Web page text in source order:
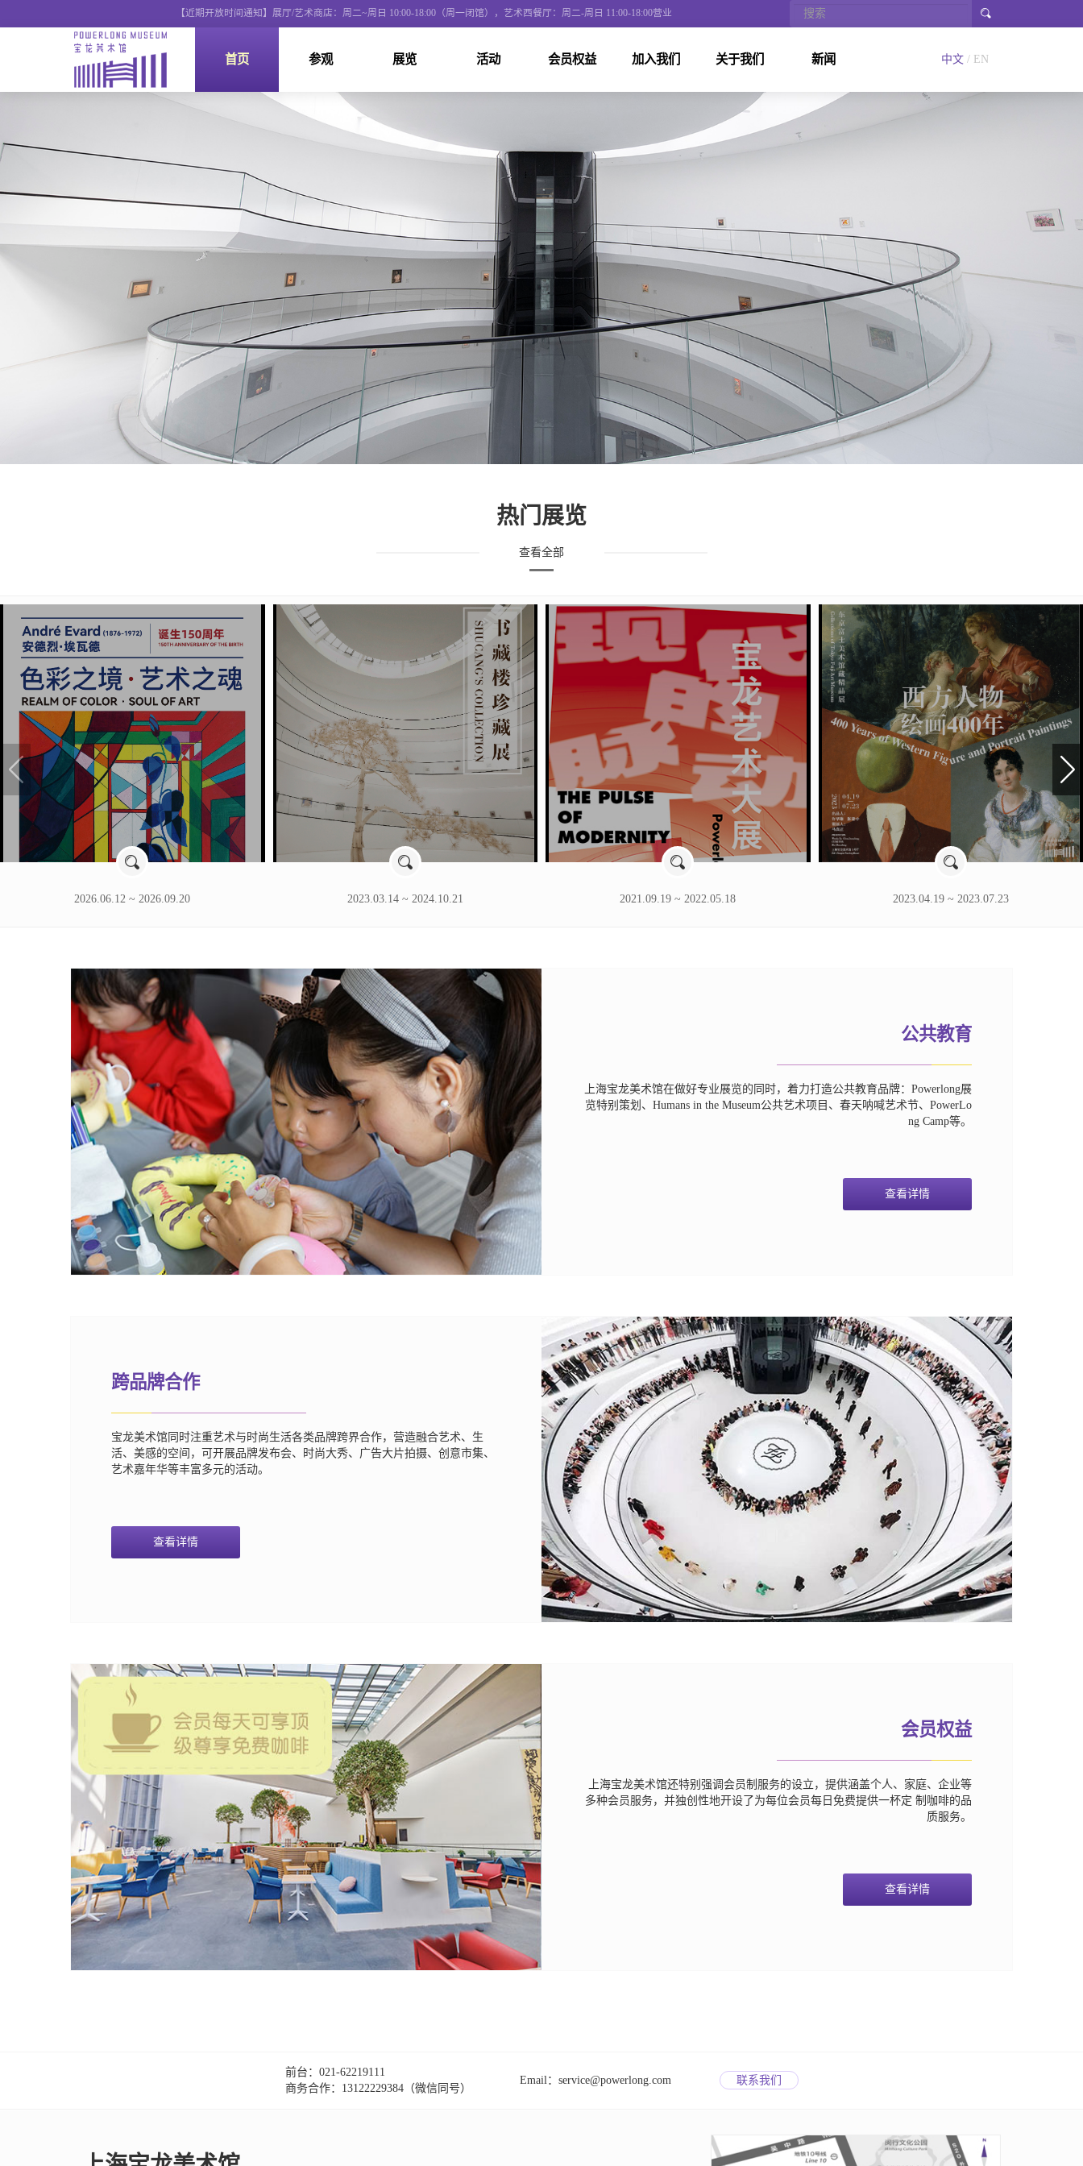
【近期开放时间通知】展厅/艺术商店：周二~周日 10:00-18:00（周一闭馆），艺术西餐厅：周二-周日 11:00-18:00营业
首页 参观 展览 活动 会员权益 加入我们 关于我们 新闻 中文 / EN
热门展览
查看全部
2026.06.12 ~ 2026.09.20 2023.03.14 ~ 2024.10.21 2021.09.19 ~ 2022.05.18 2023.04.19 ~ 2023.07.23
公共教育
上海宝⻰美术馆在做好专业展览的同时，着力打造公共教育品牌：Powerlong展
览特别策划、Humans in the Museum公共艺术项目、春天呐喊艺术节、PowerLo
ng Camp等。
查看详情
跨品牌合作
宝龙美术馆同时注重艺术与时尚生活各类品牌跨界合作，营造融合艺术、生
活、美感的空间，可开展品牌发布会、时尚大秀、广告大片拍摄、创意市集、
艺术嘉年华等丰富多元的活动。
查看详情
会员权益
上海宝龙美术馆还特别强调会员制服务的设立，提供涵盖个人、家庭、企业等
多种会员服务，并独创性地开设了为每位会员每日免费提供一杯定 制咖啡的品
质服务。
查看详情
前台：021-62219111
商务合作：13122229384（微信同号）
Email：service@powerlong.com 联系我们